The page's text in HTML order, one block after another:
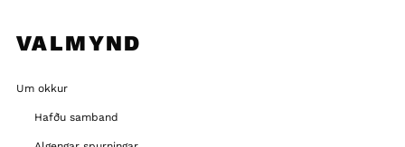
VALMYND
Um okkur
Hafðu samband